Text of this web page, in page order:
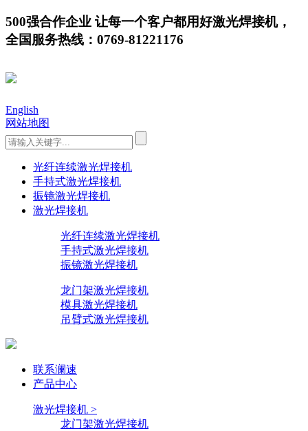
500强合作企业 让每一个客户都用好激光焊接机，
全国服务热线：0769-81221176
English
网站地图
光纤连续激光焊接机
手持式激光焊接机
振镜激光焊接机
激光焊接机
光纤连续激光焊接机
手持式激光焊接机
振镜激光焊接机
龙门架激光焊接机
模具激光焊接机
吊臂式激光焊接机
联系澜速
产品中心
激光焊接机 >
龙门架激光焊接机